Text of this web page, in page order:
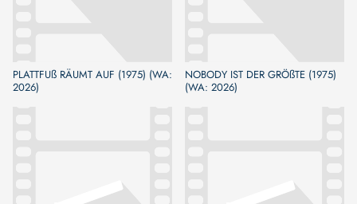
PLATTFUß RÄUMT AUF (1975) (WA:
2026)
NOBODY IST DER GRÖßTE (1975)
(WA: 2026)